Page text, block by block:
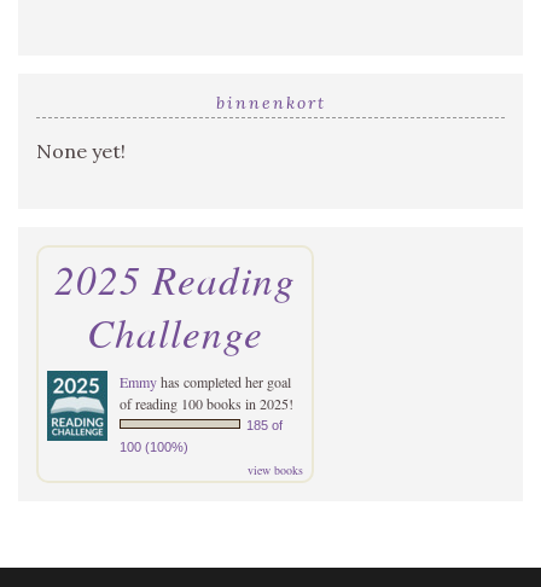
binnenkort
None yet!
2025 Reading
Challenge
Emmyhas completed her goal
of reading 100 books in 2025!
185 of
100 (100%)
view books